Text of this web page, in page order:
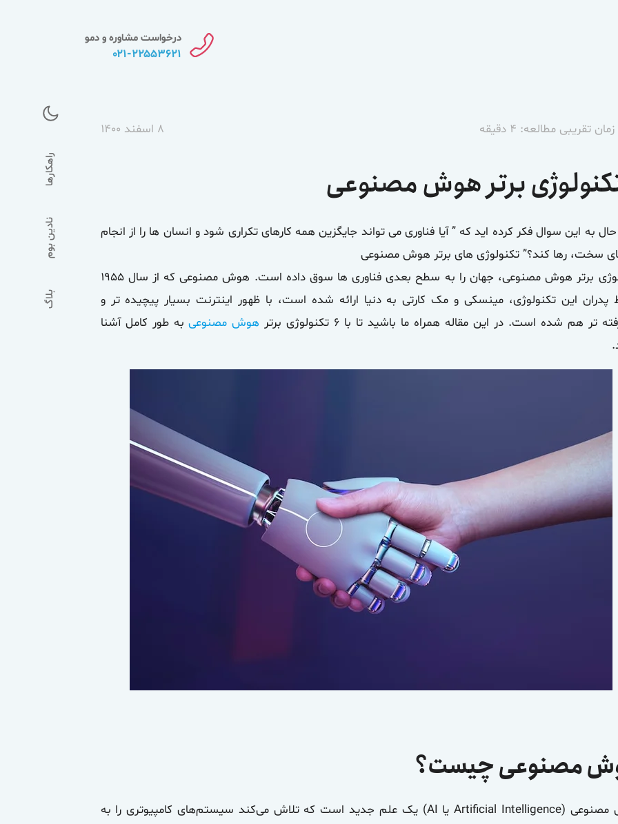
درخواست مشاوره و دمو
۰۲۱-۲۲۵۵۳۶۲۱
راهکارها
نادین بوم
بلاگ
تقریبی مطالعه: ۴ دقیقه ۸ اسفند ۱۴۰۰
حال به این سوال فکر کرده اید که ” آیا فناوری می تواند جایگزین همه کارهای تکراری شود و انسان ها را از انجام
سخت، رها کند؟” تکنولوژی های برتر هوش مصنوعی
تکنولوژی برتر هوش مصنوعی، جهان را به سطح بعدی فناوری ها سوق داده است. هوش مصنوعی که از سال ۱۹۵۵
پدران این تکنولوژی، مینسکی و مک کارتی به دنیا ارائه شده است، با ظهور اینترنت بسیار پیچیده تر و
تر هم شده است. در این مقاله همراه ما باشید تا با ۶ تکنولوژی برتر
هوش مصنوعیبه طور کامل آشنا
مصنوعی چیست؟
هوش مصنوعی (Artificial Intelligence یا AI) یک علم جدید است که تلاش می‌کند سیستم‌های کامپیوتری را به